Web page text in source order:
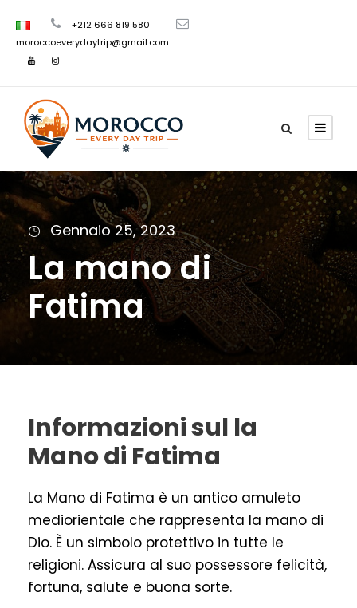
+212 666 819 580
moroccoeverydaytrip@gmail.com
Gennaio 25, 2023
La mano di
Fatima
Informazioni sul la
Mano di Fatima
La Mano di Fatima è un antico amuleto
mediorientale che rappresenta la mano di
Dio. È un simbolo protettivo in tutte le
religioni. Assicura al suo possessore felicità,
fortuna, salute e buona sorte.